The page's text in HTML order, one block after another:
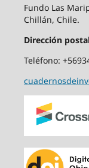
Fundo Las
Chillán, Chile.
Dirección
Teléfono: